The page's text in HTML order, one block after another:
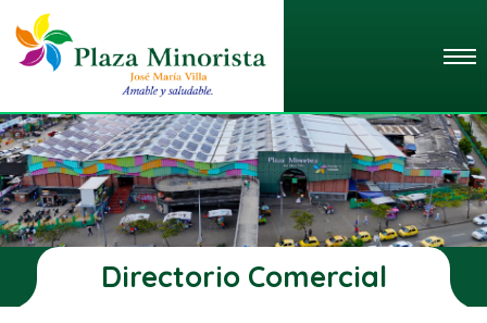
Directorio Comercial